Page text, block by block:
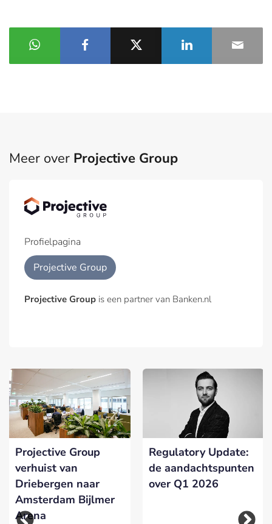
Meer over Projective Group
Profielpagina
Projective Group
Projective Group is een partner van Banken.nl
Projective Group
verhuist van
Driebergen naar
Amsterdam Bijlmer
Arena
Regulatory Update:
de aandachtspunten
over Q1 2026